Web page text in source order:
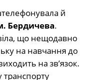
й
Бердичева.
що нещодавно
на навчання до
на зв’язок.
транспорту